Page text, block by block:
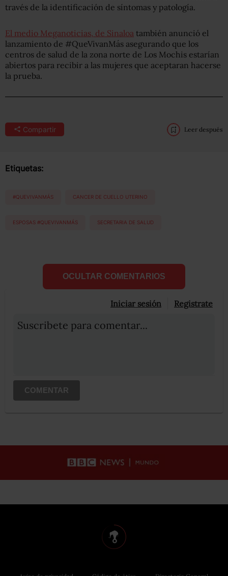
través de la identificación de síntomas y patología.
El medio Meganoticias, de Sinaloa también anunció el
lanzamiento de #QueVivanMás asegurando que los
centros de salud de la zona norte de Los Mochis estarían
abiertos para recibir a las mujeres que aceptaran hacerse
la prueba.
Compartir Leer después
Etiquetas:
#QUEVIVANMÁS CANCER DE CUELLO UTERINO
ESPOSAS #QUEVIVANMÁS SECRETARIA DE SALUD
OCULTAR COMENTARIOS
Iniciar sesión Registrate
Suscribete para comentar...
COMENTAR